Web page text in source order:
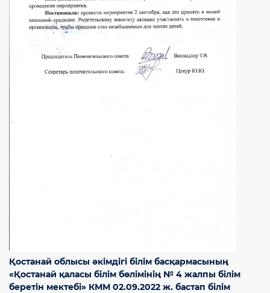
Қостанай облысы әкімдігі білім басқармасының
«Қостанай қаласы білім бөлімінің № 4 жалпы білім
беретін мектебі» КММ 02.09.2022 ж. бастап білім